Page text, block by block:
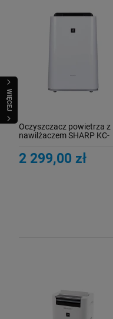
WIĘCEJ
Oczyszczacz powietrza z
nawilżaczem SHARP KC-
2 299,00 zł